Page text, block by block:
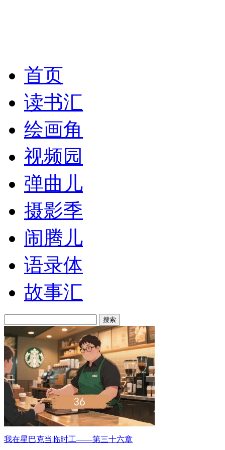
首页
读书汇
绘画角
视频园
弹曲儿
摄影季
闹腾儿
语录体
故事汇
搜索
我在星巴克当临时工——第三十六章